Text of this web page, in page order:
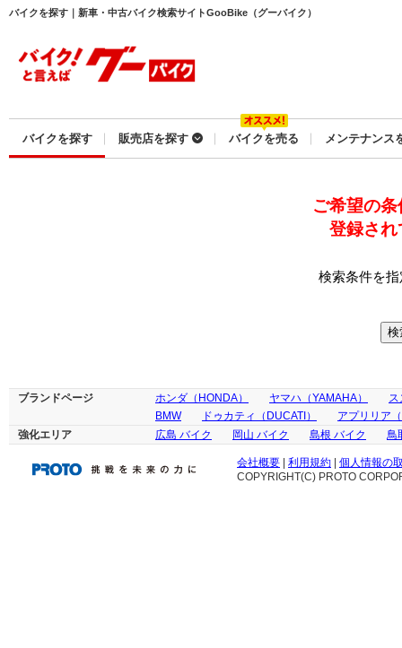
バイクを探す｜新車・中古バイク検索サイトGooBike（グーバイク）
バイクを探す 販売店を探す バイクを売る メンテナンス
ご希望の
登録され
検索条件を
ブランドページ ホンダ（HONDA） ヤマハ（YAMAHA）
ス
BMW
ドゥカティ（DUCATI）
アプリリア
強化エリア
広島 バイク 岡山 バイク 島根 バイク 鳥
会社概要 利用規約
個人情報の
COPYRIGHT(C) PROTO